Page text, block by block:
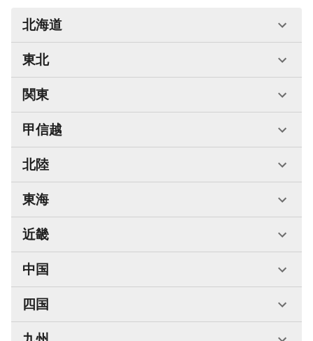
北海道
東北
関東
甲信越
北陸
東海
近畿
中国
四国